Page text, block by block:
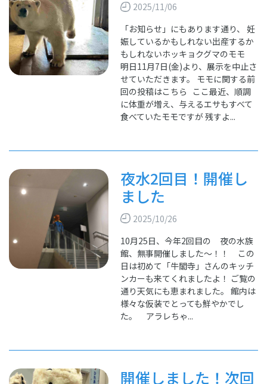
2025/11/06
「お知らせ」にもあります通り、 妊
娠しているかもしれない出産するか
もしれないホッキョクグマのモモ
明日11月7日(金)より、展示を中止さ
せていただきます。 モモに関する前
回の投稿はこちら ここ最近、順調
に体重が増え、与えるエサもすべて
食べていたモモですが 残すよ...
夜水2回目！開催し
ました
2025/10/26
10月25日、今年2回目の 夜の水族
館、無事開催しました～！！ この
日は初めて「牛閣寺」さんのキッチ
ンカーも来てくれましたよ！ ご覧の
通り天気にも恵まれました。 館内は
様々な仮装でとっても鮮やかでし
た。 アラレちゃ...
開催しました！次回